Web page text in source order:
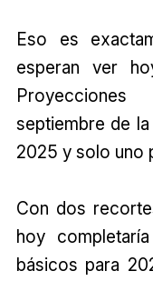
Eso es
esperan ver
septiembre de
2025 y solo uno
Con dos
hoy
básicos para